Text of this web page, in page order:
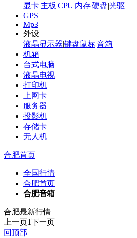
显卡|主板|CPU|内存|硬盘|光驱
GPS
Mp3
外设
液晶显示器|键盘鼠标|音箱
机箱
台式电脑
液晶电视
打印机
上网卡
服务器
投影机
存储卡
无人机
合肥首页
全国行情
合肥首页
合肥音箱
合肥最新行情
上一页1下一页
回顶部